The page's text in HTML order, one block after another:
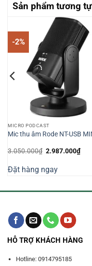
Sản phẩm tương tự
-2%
MICRO PODCAST
Mic thu âm Rode NT-USB
3.050.000₫ Giá
3.050.000₫.
2.987.000₫Giá
hiện
Đặt hàng ngay
HỖ TRỢ KHÁCH HÀNG
Hotline: 0914795185